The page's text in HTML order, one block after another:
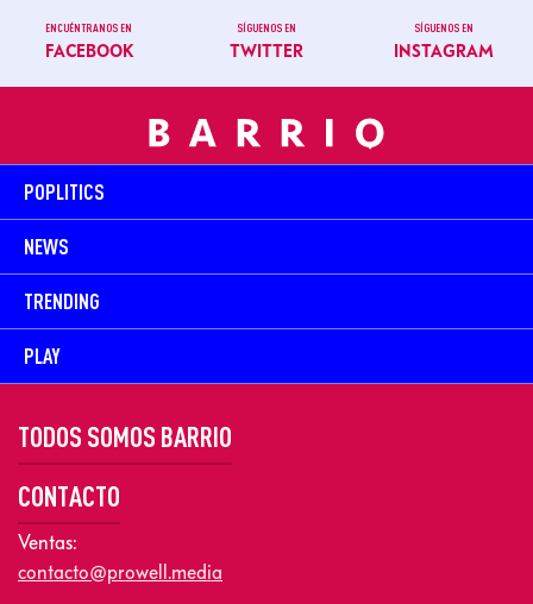
ENCUÉNTRANOS EN
FACEBOOK
SÍGUENOS EN
TWITTER
SÍGUENOS EN
INSTAGRAM
POPLITICS
NEWS
TRENDING
PLAY
TODOS SOMOS BARRIO
CONTACTO
Ventas:
contacto@prowell.media